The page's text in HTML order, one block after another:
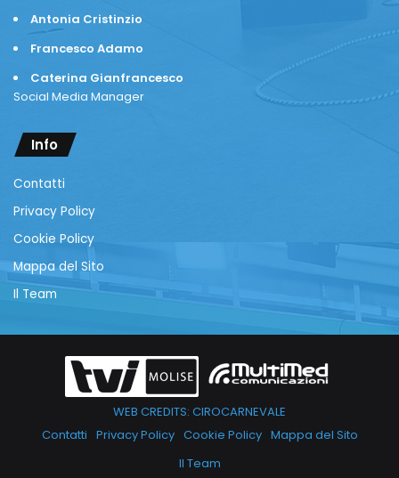
Antonia Cristinzio
Francesco Adamo
Caterina Gianfrancesco
Social Media Manager
Info
Contatti
Privacy Policy
Cookie Policy
Mappa del Sito
Il Team
WEB CREDITS: CIROCARNEVALE
Contatti Privacy Policy Cookie Policy Mappa del Sito
Il Team